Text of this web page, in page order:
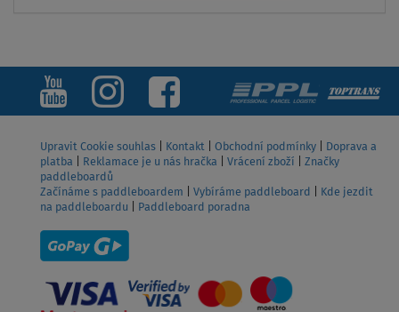
Upravit Cookie souhlas Kontakt Obchodní podmínky
Doprava a
platba
Reklamace je u nás hračka Vrácení zboží
Značky
paddleboardů
Začínáme s paddleboardem
Vybíráme paddleboard
Kde jezdit
na paddleboardu
Paddleboard poradna